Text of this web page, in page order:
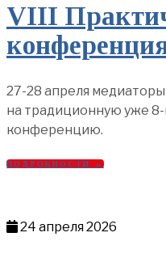
VIII
27-28 апреля медиаторы
на традиционную уже
конференцию.
ПОДРОБНОСТИ →
24 апреля 2026